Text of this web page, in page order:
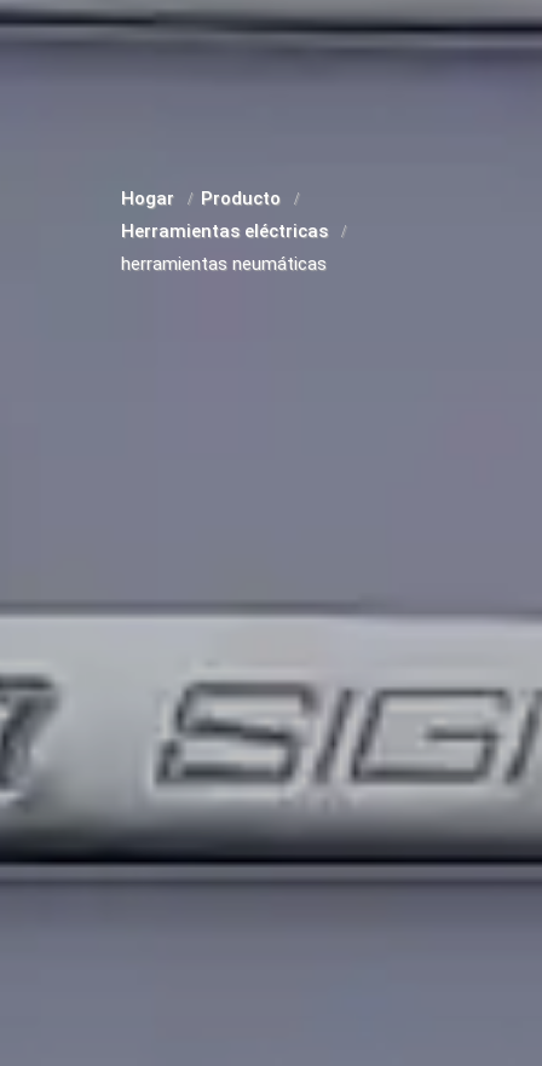
Hogar
Producto
Herramientas eléctricas
herramientas neumáticas